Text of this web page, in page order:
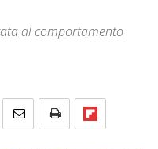
al comportamento